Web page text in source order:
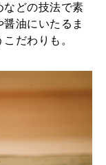
などの技法で素
油にいたるま
だわりも。